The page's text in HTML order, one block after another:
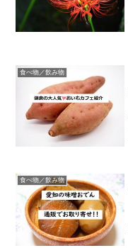
食べ物／飲み物
食べ物／飲み物